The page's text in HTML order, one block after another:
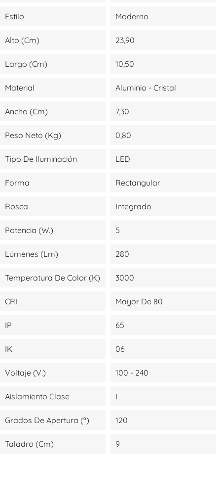
Estilo Moderno
Alto (cm) 23,90
Largo (cm) 10,50
Material Aluminio - Cristal
Ancho (cm) 7,30
Peso Neto (kg) 0,80
Tipo De Iluminación LED
Forma Rectangular
Rosca Integrado
Potencia (W.) 5
Lúmenes (lm) 280
Temperatura De Color (K) 3000
CRI Mayor De 80
IP 65
IK 06
Voltaje (V.) 100 - 240
Aislamiento Clase I
Grados De Apertura (º) 120
Taladro (cm) 9